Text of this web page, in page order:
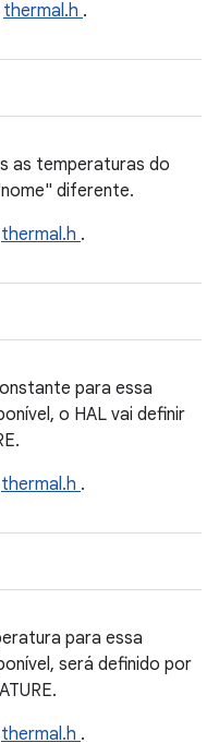
thermal.h .
as temperaturas do
diferente.
thermal.h .
para essa
o HAL vai definir
thermal.h .
para essa
será definido por
thermal.h .